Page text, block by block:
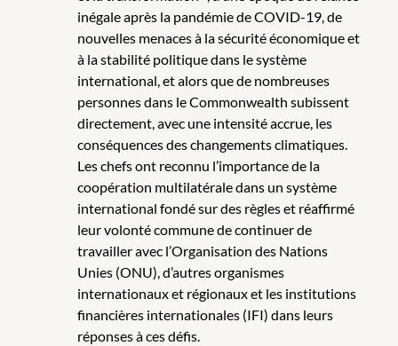
inégale après la pandémie de COVID-19, de
nouvelles menaces à la sécurité économique et
à la stabilité politique dans le système
international, et alors que de nombreuses
personnes dans le Commonwealth subissent
directement, avec une intensité accrue, les
conséquences des changements climatiques.
Les chefs ont reconnu l’importance de la
coopération multilatérale dans un système
international fondé sur des règles et réaffirmé
leur volonté commune de continuer de
travailler avec l’Organisation des Nations
Unies (ONU), d’autres organismes
internationaux et régionaux et les institutions
financières internationales (IFI) dans leurs
réponses à ces défis.